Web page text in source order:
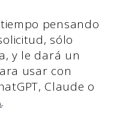
pensando
sólo
y le dará un
usar con
Claude o
.